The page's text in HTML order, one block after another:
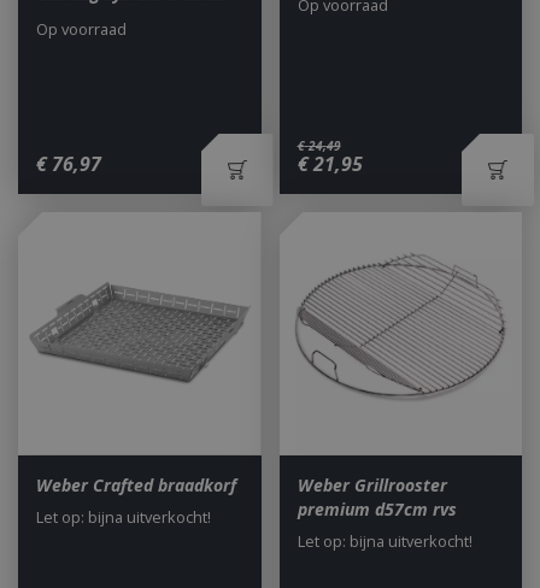
€ 76,97
Op voorraad
€ 24,49
€21,95
Weber Crafted braadkorf
Let op: bijna uitverkocht!
Weber Grillrooster
premium d57cm rvs
Let op: bijna uitverkocht!